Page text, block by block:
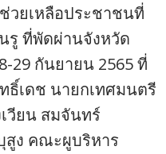
วยเหลือประชาชนที่
รู ที่พัดผ่านจังหวัด
29 กันยายน 2565 ที่
ธิ์เดช นายกเทศมนตรี
วียน สมจันทร์
สูง คณะผูบริหาร